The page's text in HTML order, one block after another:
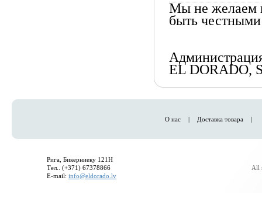
Мы не желаем
быть
EL DORADO,
О нас | Доставка товара |
Рига, Бикерниеку 121H
Тел.. (+371) 67378866
E-mail: info@eldorado.lv
All